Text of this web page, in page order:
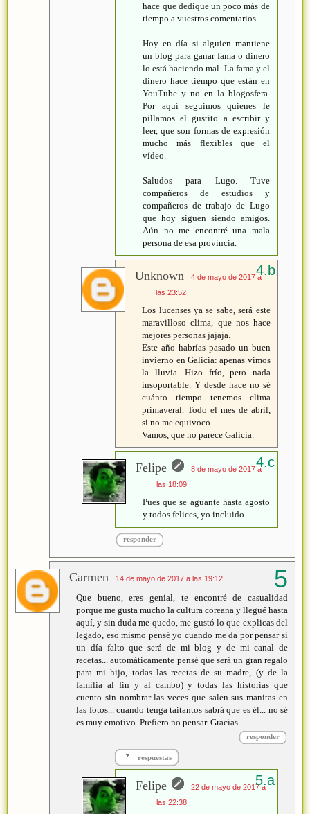
hace que dedique un poco más de
tiempo a vuestros comentarios.
Hoy en día si alguien mantiene
un blog para ganar fama o dinero
lo está haciendo mal. La fama y el
dinero hace tiempo que están en
YouTube y no en la blogosfera.
Por aquí seguimos quienes le
pillamos el gustito a escribir y
leer, que son formas de expresión
mucho más flexibles que el
vídeo.
Saludos para Lugo. Tuve
compañeros de estudios y
compañeros de trabajo de Lugo
que hoy siguen siendo amigos.
Aún no me encontré una mala
persona de esa provincia.
Unknown
4 de mayo de 2017 a
las 23:52
Los lucenses ya se sabe, será este
maravilloso clima, que nos hace
mejores personas jajaja.
Este año habrías pasado un buen
invierno en Galicia: apenas vimos
la lluvia. Hizo frío, pero nada
insoportable. Y desde hace no sé
cuánto tiempo tenemos clima
primaveral. Todo el mes de abril,
si no me equivoco.
Vamos, que no parece Galicia.
Felipe
8 de mayo de 2017 a
las 18:09
Pues que se aguante hasta agosto
y todos felices, yo incluido.
responder
Carmen 14 de mayo de 2017 a las 19:12
Que bueno, eres genial, te encontré de casualidad
porque me gusta mucho la cultura coreana y llegué hasta
aquí, y sin duda me quedo, me gustó lo que explicas del
legado, eso mismo pensé yo cuando me da por pensar si
un día falto que será de mi blog y de mi canal de
recetas... automáticamente pensé que será un gran regalo
para mi hijo, todas las recetas de su madre, (y de la
familia al fin y al cambo) y todas las historias que
cuento sin nombrar las veces que salen sus manitas en
las fotos... cuando tenga taitantos sabrá que es él... no sé
es muy emotivo. Prefiero no pensar. Gracias
responder
respuestas
Felipe
22 de mayo de 2017 a
las 22:38